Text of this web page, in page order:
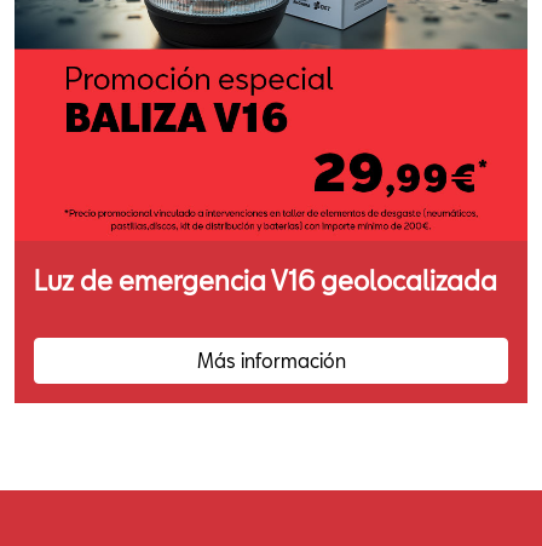
Luz de emergencia V16 geolocalizada
Más información